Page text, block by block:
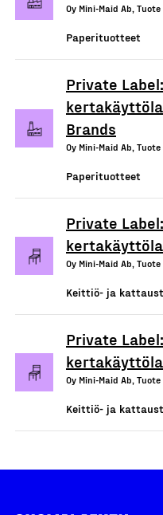
Oy Mini-Maid Ab, Tuote
Paperituotteet
Private
Brands
Oy Mini-Maid Ab, Tuote
Paperituotteet
Private
Oy Mini-Maid Ab, Tuote
Keittiö- ja
Private
Oy Mini-Maid Ab, Tuote
Keittiö- ja